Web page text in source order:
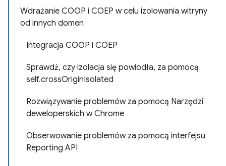
Wdrażanie COOP i COEP w celu izolowania witryny
od innych domen
Integracja COOP i COEP
Sprawdź, czy izolacja się powiodła, za pomocą
self.crossOriginIsolated
Rozwiązywanie problemów za pomocą Narzędzi
deweloperskich w Chrome
Obserwowanie problemów za pomocą interfejsu
Reporting API